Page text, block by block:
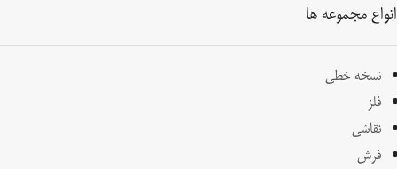
انواع مجموعه ها
نسخه خطی
فلز
نقاشی
فرش